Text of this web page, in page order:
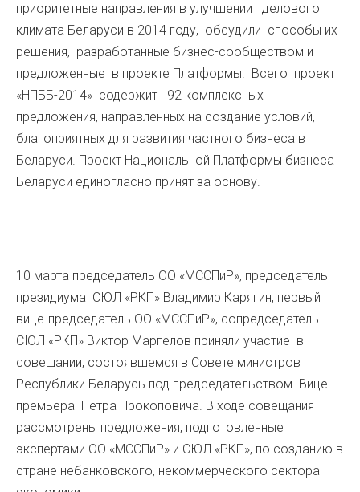
приоритетные направления в улучшении делового
климата Беларуси в 2014 году, обсудили способы их
решения, разработанные бизнес-сообществом и
предложенные в проекте Платформы. Всего проект
«НПББ-2014» содержит 92 комплексных
предложения, направленных на создание условий,
благоприятных для развития частного бизнеса в
Беларуси. Проект Национальной Платформы бизнеса
Беларуси единогласно принят за основу.
10 марта председатель ОО «МССПиР», председатель
президиума СЮЛ «РКП» Владимир Карягин, первый
вице-председатель ОО «МССПиР», сопредседатель
СЮЛ «РКП» Виктор Маргелов приняли участие в
совещании, состоявшемся в Совете министров
Республики Беларусь под председательством Вице-
премьера Петра Прокоповича. В ходе совещания
рассмотрены предложения, подготовленные
экспертами ОО «МССПиР» и СЮЛ «РКП», по созданию в
стране небанковского, некоммерческого сектора